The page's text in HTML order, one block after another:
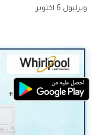
ويرلبول 6 اكتوبر.